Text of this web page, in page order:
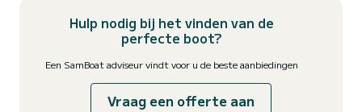
Hulp nodig bij het vinden van de
perfecte boot?
Een SamBoat adviseur vindt voor u de beste aanbiedingen
Vraag een offerte aan